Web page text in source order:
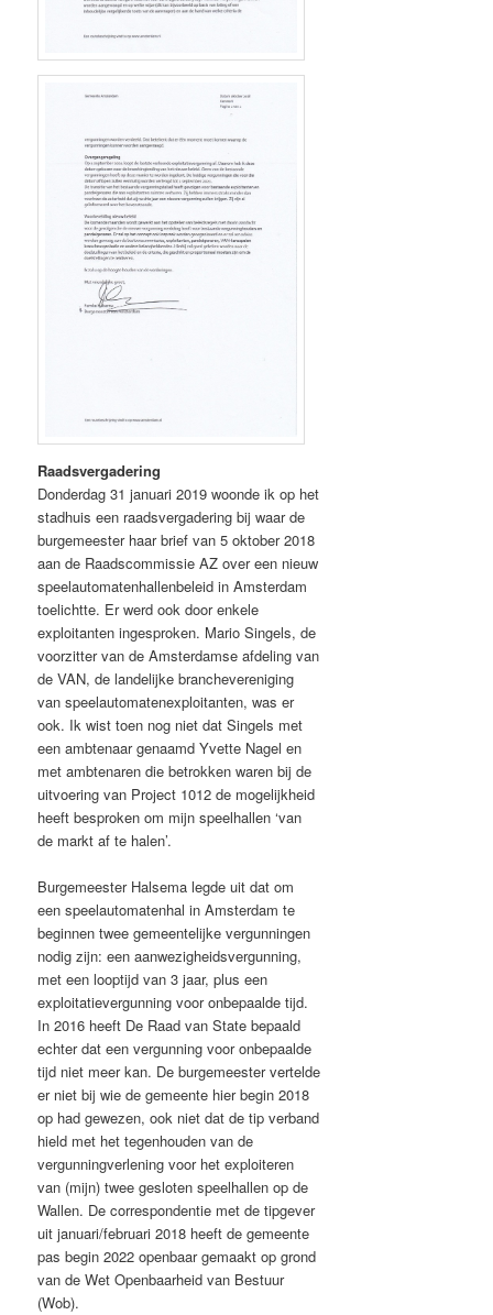
Raadsvergadering
Donderdag 31 januari 2019 woonde ik op het
stadhuis een raadsvergadering bij waar de
burgemeester haar brief van 5 oktober 2018
aan de Raadscommissie AZ over een nieuw
speelautomatenhallenbeleid in Amsterdam
toelichtte. Er werd ook door enkele
exploitanten ingesproken. Mario Singels, de
voorzitter van de Amsterdamse afdeling van
de VAN, de landelijke branchevereniging
van speelautomatenexploitanten, was er
ook. Ik wist toen nog niet dat Singels met
een ambtenaar genaamd Yvette Nagel en
met ambtenaren die betrokken waren bij de
uitvoering van Project 1012 de mogelijkheid
heeft besproken om mijn speelhallen ‘van
de markt af te halen’.
Burgemeester Halsema legde uit dat om
een speelautomatenhal in Amsterdam te
beginnen twee gemeentelijke vergunningen
nodig zijn: een aanwezigheidsvergunning,
met een looptijd van 3 jaar, plus een
exploitatievergunning voor onbepaalde tijd.
In 2016 heeft De Raad van State bepaald
echter dat een vergunning voor onbepaalde
tijd niet meer kan. De burgemeester vertelde
er niet bij wie de gemeente hier begin 2018
op had gewezen, ook niet dat de tip verband
hield met het tegenhouden van de
vergunningverlening voor het exploiteren
van (mijn) twee gesloten speelhallen op de
Wallen. De correspondentie met de tipgever
uit januari/februari 2018 heeft de gemeente
pas begin 2022 openbaar gemaakt op grond
van de Wet Openbaarheid van Bestuur
(Wob).